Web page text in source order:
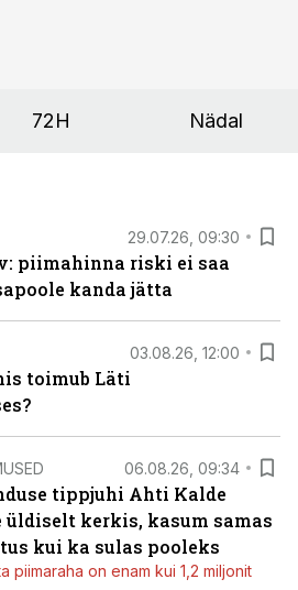
72H Nädal
29.07.26, 09:30
piimahinna riski ei saa
kanda jätta
03.08.26, 12:00
toimub Läti
06.08.26, 09:34
tippjuhi Ahti Kalde
üldiselt kerkis, kasum samas
kui ka sulas pooleks
piimaraha on enam kui 1,2 miljonit